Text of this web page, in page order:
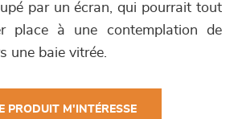
par un écran, qui pourrait tout
place à une contemplation de
une baie vitrée.
PRODUIT M'INTÉRESSE